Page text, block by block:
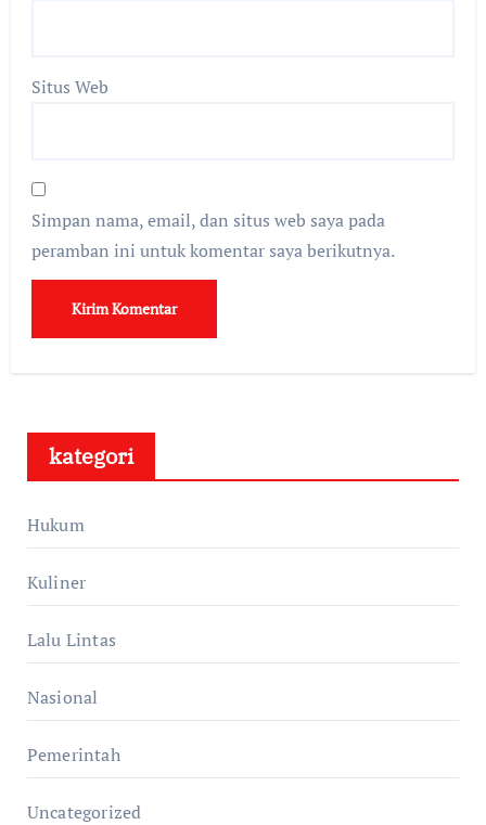
Situs Web
Simpan nama, email, dan situs web saya pada
peramban ini untuk komentar saya berikutnya.
kategori
Hukum
Kuliner
Lalu Lintas
Nasional
Pemerintah
Uncategorized